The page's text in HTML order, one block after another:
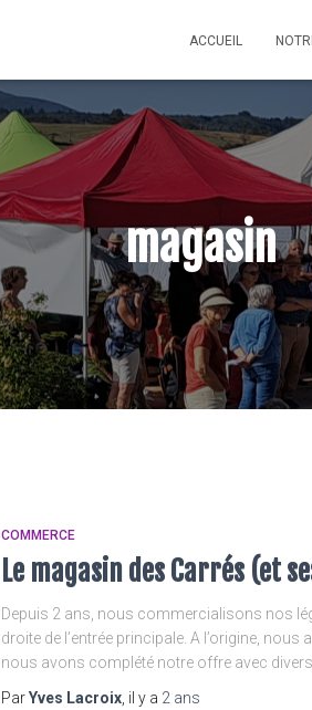
ACCUEIL
magasin
COMMERCE
Le magasin des Carrés (et
Depuis 2 ans, nous commercialisons nos
droite de l’entrée principale. A l’origine,
nous avons complété notre offre avec
ParYves Lacroix , il y a 2 ans